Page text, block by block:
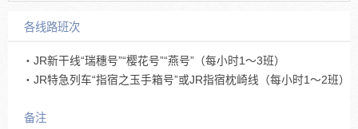
各线路班次
・JR新干线“瑞穗号”“樱花号”“燕号”（每小时1～3班）
・JR特急列车“指宿之玉手箱号”或JR指宿枕崎线（每小时1～2班）
备注